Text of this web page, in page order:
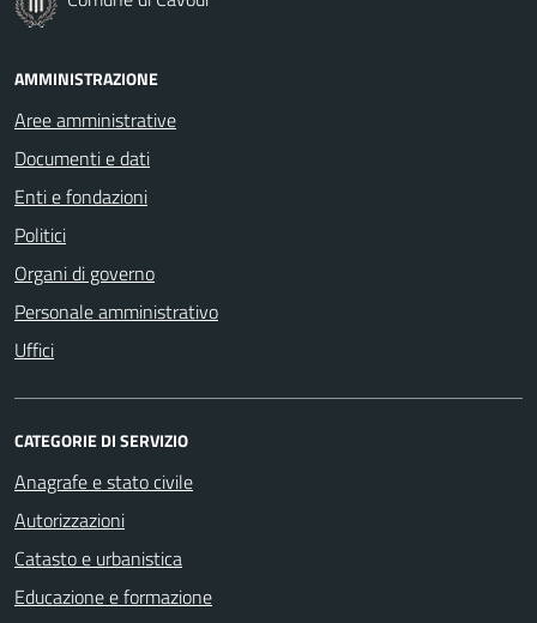
AMMINISTRAZIONE
Aree amministrative
Documenti e dati
Enti e fondazioni
Politici
Organi di governo
Personale amministrativo
Uffici
CATEGORIE DI SERVIZIO
Anagrafe e stato civile
Autorizzazioni
Catasto e urbanistica
Educazione e formazione